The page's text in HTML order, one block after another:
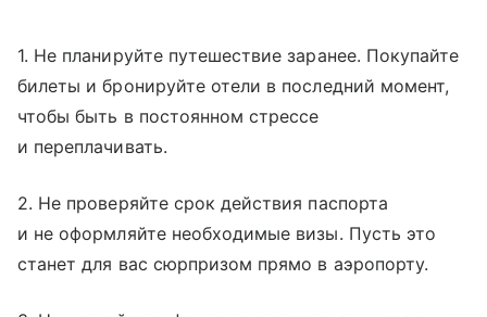
1. Не планируйте путешествие заранее. Покупайте
билеты и бронируйте отели в последний момент,
чтобы быть в постоянном стрессе
и переплачивать.
2. Не проверяйте срок действия паспорта
и не оформляйте необходимые визы. Пусть это
станет для вас сюрпризом прямо в аэропорту.